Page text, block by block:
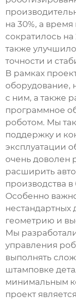
на 30%, а
сократилось
также
точности и
В рамках
оборудование,
с ним, а также
программное
роботом. Мы
поддержку и
эксплуатации
очень доволен
расширить
производства
Особенно
нестандартных
геометрию и
Мы
управления
выполнять
штамповке
минимальным
проект